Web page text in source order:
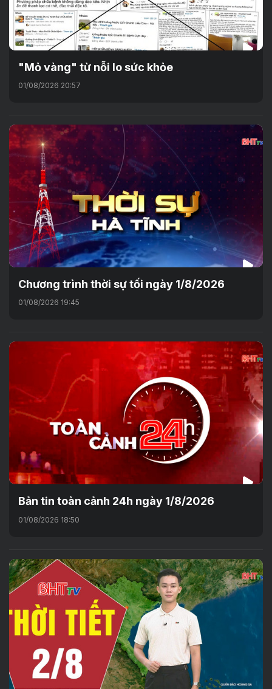
"Mỏ vàng" từ nỗi lo sức khỏe
01/08/2026 20:57
Chương trình thời sự tối ngày 1/8/2026
01/08/2026 19:45
Bản tin toàn cảnh 24h ngày 1/8/2026
01/08/2026 18:50